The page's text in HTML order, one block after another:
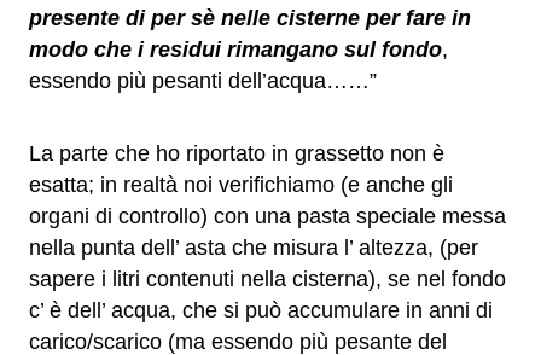
presente di per sè nelle cisterne per fare in
modo che i residui rimangano sul fondo,
essendo più pesanti dell’acqua……”
La parte che ho riportato in grassetto non è
esatta; in realtà noi verifichiamo (e anche gli
organi di controllo) con una pasta speciale messa
nella punta dell’ asta che misura l’ altezza, (per
sapere i litri contenuti nella cisterna), se nel fondo
c’ è dell’ acqua, che si può accumulare in anni di
carico/scarico (ma essendo più pesante del